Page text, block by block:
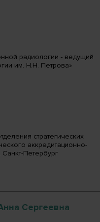
радиологии - ведущий
им. Н.Н. Петрова»
стратегических
аккредитационно-
Петербург
Сергеевна